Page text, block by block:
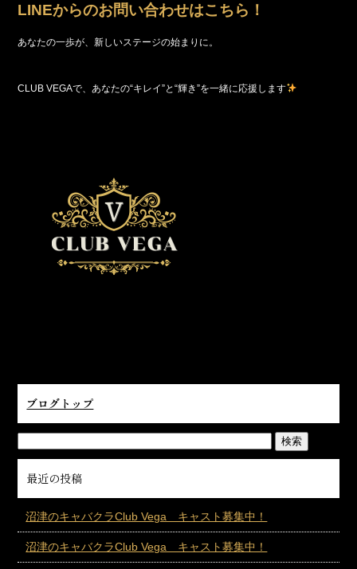
LINEからのお問い合わせはこちら！
あなたの一歩が、新しいステージの始まりに。
CLUB VEGAで、あなたの“キレイ”と“輝き”を一緒に応援します
ブログトップ
最近の投稿
沼津のキャバクラClub Vega キャスト募集中！
沼津のキャバクラClub Vega キャスト募集中！